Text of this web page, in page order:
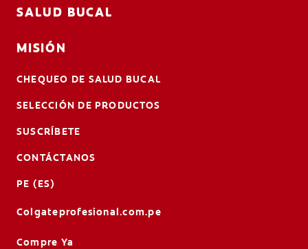
SALUD BUCAL
MISIÓN
CHEQUEO DE SALUD BUCAL
SELECCIÓN DE PRODUCTOS
SUSCRÍBETE
CONTÁCTANOS
PE (ES)
Colgateprofesional.com.pe
Compre Ya